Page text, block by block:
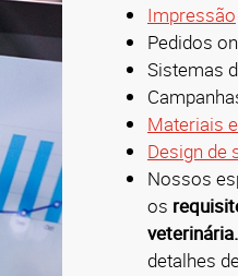
Impressão
Pedidos
Sistemas
Materiais
Design de
Nossos
os
veterinária.
detalhes